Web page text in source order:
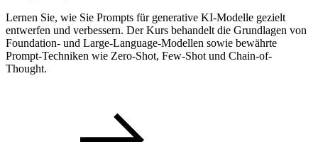
Lernen Sie, wie Sie Prompts für generative KI-Modelle gezielt
entwerfen und verbessern. Der Kurs behandelt die Grundlagen von
Foundation- und Large-Language-Modellen sowie bewährte
Prompt-Techniken wie Zero-Shot, Few-Shot und Chain-of-
Thought.